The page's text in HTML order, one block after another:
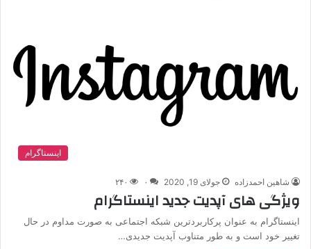
اینستاگرام
شاهین احمدزاده جولای 19, 2020 ۰ ۲۴۰
ویژگی های آپدیت جدید اینستاگرام
اینستاگرام به عنوان پرکاربردترین شبکه اجتماعی به صورت مداوم در حال
تغییر خود است و به طور متناوب آپدیت جدیدی…